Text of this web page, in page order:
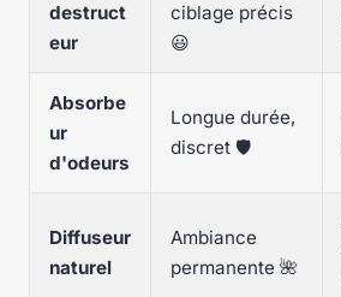
destruct
eur
ciblage précis
😃
Absorbe
ur
d'odeurs
Longue durée,
discret 🛡️
Diffuseur
naturel
Ambiance
permanente 🌺